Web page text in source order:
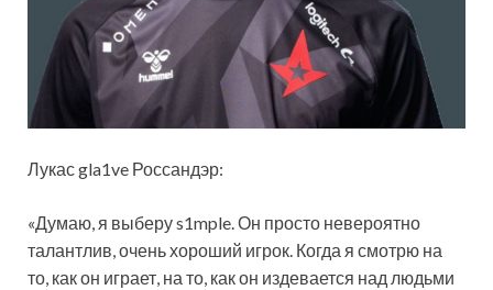
Лукас gla1ve Россандэр:
«Думаю, я выберу s1mple. Он просто невероятно
талантлив, очень хороший игрок. Когда я смотрю на
то, как он играет, на то, как он издевается над людьми